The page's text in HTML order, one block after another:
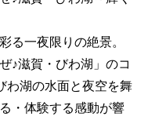
る一夜限りの絶景。
♪滋賀・びわ湖」のコ
わ湖の水面と夜空を舞
・体験する感動が響